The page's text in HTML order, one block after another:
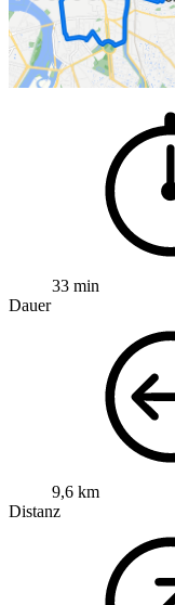
33 min
Dauer
9,6 km
Distanz